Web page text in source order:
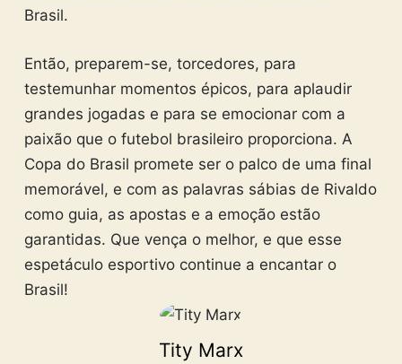
Brasil.
Então, preparem-se, torcedores, para
testemunhar momentos épicos, para aplaudir
grandes jogadas e para se emocionar com a
paixão que o futebol brasileiro proporciona. A
Copa do Brasil promete ser o palco de uma final
memorável, e com as palavras sábias de Rivaldo
como guia, as apostas e a emoção estão
garantidas. Que vença o melhor, e que esse
espetáculo esportivo continue a encantar o
Brasil!
Tity Marx